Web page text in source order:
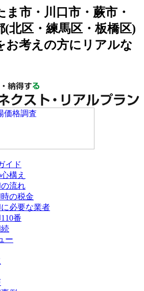
市・川口市・蕨市・
(北区・練馬区・板橋区)
お考えの方にリアルな
イド
構え
流れ
の税金
必要な業者
番
ー